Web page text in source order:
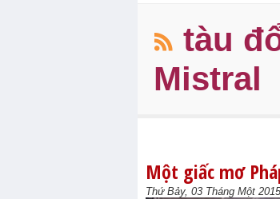
tàu
Mistral
Một giấc mơ
Thứ Bảy, 03 Tháng Một 2015